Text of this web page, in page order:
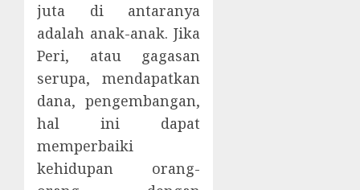
juta di antaranya
adalah anak-anak. Jika
Peri, atau gagasan
serupa, mendapatkan
dana, pengembangan,
hal ini dapat
memperbaiki
kehidupan orang-